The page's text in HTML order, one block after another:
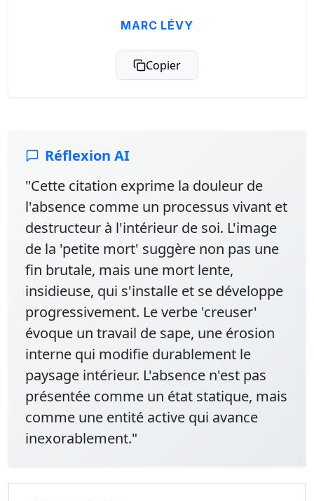
MARC LÉVY
Copier
Réflexion AI
"Cette citation exprime la douleur de
l'absence comme un processus vivant et
destructeur à l'intérieur de soi. L'image
de la 'petite mort' suggère non pas une
fin brutale, mais une mort lente,
insidieuse, qui s'installe et se développe
progressivement. Le verbe 'creuser'
évoque un travail de sape, une érosion
interne qui modifie durablement le
paysage intérieur. L'absence n'est pas
présentée comme un état statique, mais
comme une entité active qui avance
inexorablement."